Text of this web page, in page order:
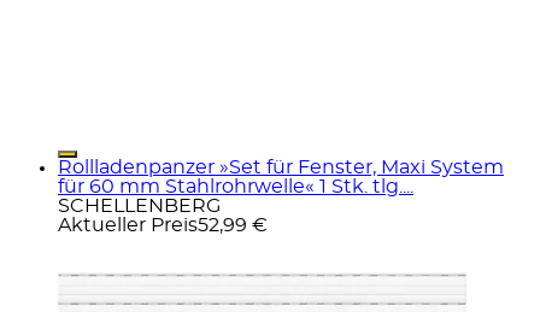
Rollladenpanzer »Set für Fenster, Maxi System
für 60 mm Stahlrohrwelle« 1 Stk. tlg....
SCHELLENBERG
Aktueller Preis52,99 €